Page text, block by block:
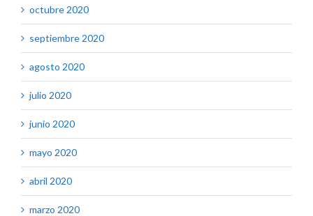
octubre 2020
septiembre 2020
agosto 2020
julio 2020
junio 2020
mayo 2020
abril 2020
marzo 2020